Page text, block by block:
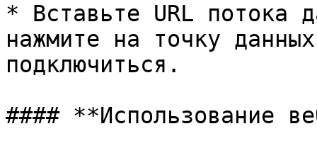
* Вставьте URL потока
нажмите на точку
подключиться.
#### **Использование